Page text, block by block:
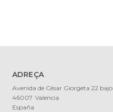
ADREÇA
Avenida de César Giorgeta 22 bajo
46007 Valencia
España